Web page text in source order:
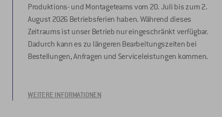
Produktions- und Montageteams vom 20. Juli bis zum 2.
August 2026 Betriebsferien haben. Während dieses
Zeitraums ist unser Betrieb nur eingeschränkt verfügbar.
Dadurch kann es zu längeren Bearbeitungszeiten bei
Bestellungen, Anfragen und Serviceleistungen kommen.
WEITERE INFORMATIONEN